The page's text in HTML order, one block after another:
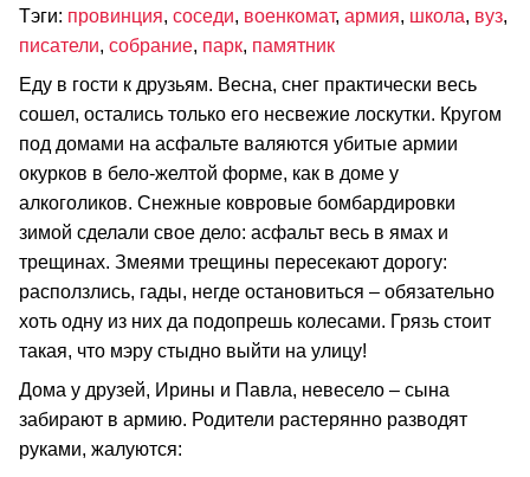
Тэги: провинция, соседи, военкомат, армия, школа, вуз,
писатели, собрание, парк, памятник
Еду в гости к друзьям. Весна, снег практически весь
сошел, остались только его несвежие лоскутки. Кругом
под домами на асфальте валяются убитые армии
окурков в бело-желтой форме, как в доме у
алкоголиков. Снежные ковровые бомбардировки
зимой сделали свое дело: асфальт весь в ямах и
трещинах. Змеями трещины пересекают дорогу:
расползлись, гады, негде остановиться – обязательно
хоть одну из них да подопрешь колесами. Грязь стоит
такая, что мэру стыдно выйти на улицу!
Дома у друзей, Ирины и Павла, невесело – сына
забирают в армию. Родители растерянно разводят
руками, жалуются: